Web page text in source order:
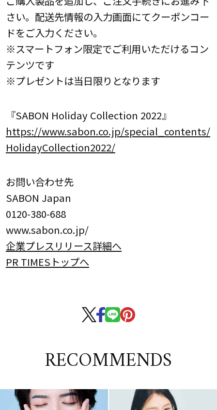
さい。配送先情報の入力画面にてクーポンコー
ドをご入力ください。
※スマートフォン限定でご利用いただけるコン
テンツです
※プレゼントは当日限りとなります
『SABON Holiday Collection 2022』
https://www.sabon.co.jp/special_contents/
HolidayCollection2022/
お問い合わせ先
SABON Japan
0120-380-688
www.sabon.co.jp/
企業プレスリリース詳細へ
PR TIMESトップへ
RECOMMENDS